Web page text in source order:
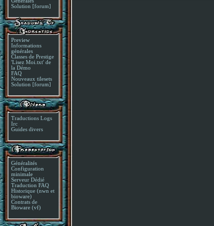
Solution [forum]
Preview
Informations
générales
Classes de Prestige
'Lisez Moi.txt' de
la Démo
FAQ
Nouveaux tilesets
Solution [forum]
Traductions Logs
Irc
Guides divers
Généralités
Configuration
minimale
Serveur Dédié
Traduction FAQ
Historique (nwn et
bioware)
Contrats de
Bioware (vf)